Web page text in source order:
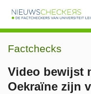
Factchecks
Video bewijst
Oekraïne zijn